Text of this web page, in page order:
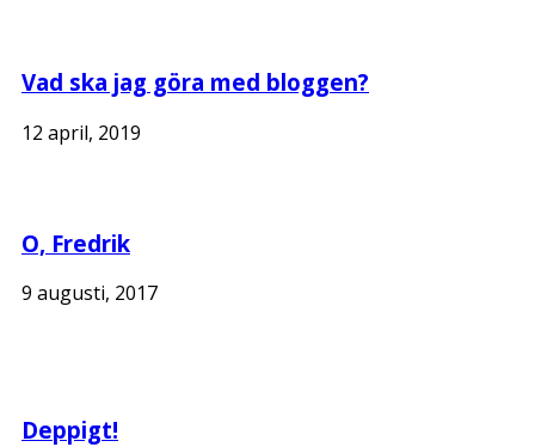
Vad ska jag göra med bloggen?
12 april, 2019
O, Fredrik
9 augusti, 2017
Deppigt!